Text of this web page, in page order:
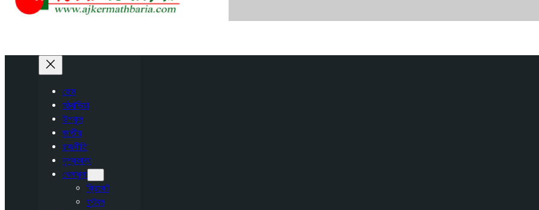
হোম
মঠবাড়িয়া
উপকূল
জাতীয়
রাজনীতি
দৃশ্যকাব্য
খেলাধুলা
ক্রিকেট
ফুটবল